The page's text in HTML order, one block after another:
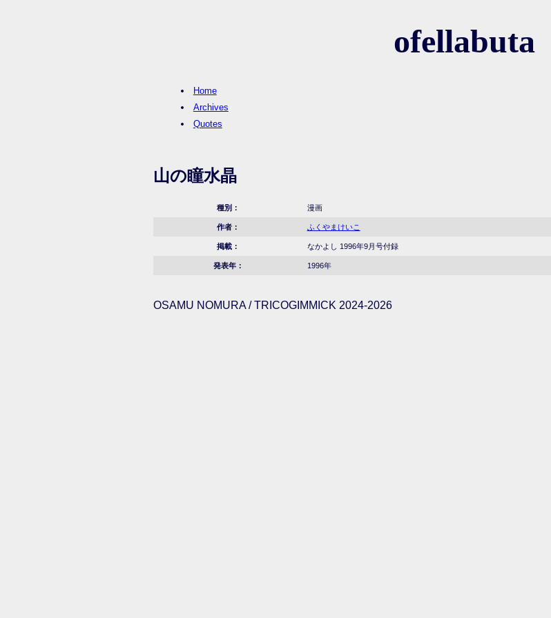
ofellabuta
Home
Archives
Quotes
山の瞳水晶
種別： 漫画
作者： ふくやまけいこ
掲載： なかよし 1996年9月号付録
発表年： 1996年
OSAMU NOMURA / TRICOGIMMICK 2024-2026